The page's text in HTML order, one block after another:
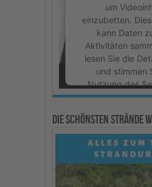
um
einzubetten.
kann Daten
Aktivitäten
lesen Sie die
und stimmen
Nutzung des
um dieses
Mehr
Die schönsten Strände